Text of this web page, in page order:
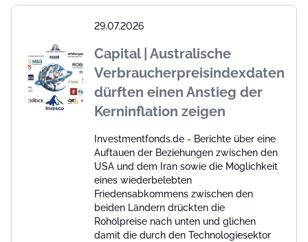
29.07.2026
Capital | Australische
Verbraucherpreisindexdaten
dürften einen Anstieg der
Kerninflation zeigen
Investmentfonds.de - Berichte über eine
Auftauen der Beziehungen zwischen den
USA und dem Iran sowie die Möglichkeit
eines wiederbelebten
Friedensabkommens zwischen den
beiden Ländern drückten die
Rohölpreise nach unten und glichen
damit die durch den Technologiesektor